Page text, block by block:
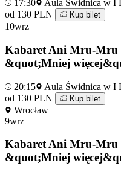
17:30
Aula Świdnica w I
od 130 PLN
Kup bilet
10wrz
Kabaret Ani Mru-Mru
&quot;Mniej
20:15
Aula Świdnica w I
od 130 PLN
Kup bilet
Wrocław
9wrz
Kabaret Ani Mru-Mru
&quot;Mniej